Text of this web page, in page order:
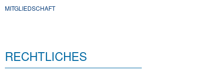
MITGLIEDSCHAFT
RECHTLICHES